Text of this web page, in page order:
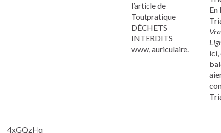
l’article de
Toutpratique
DÉCHETS
INTERDITS
www, auriculaire.
En
ici,
4xGQzHq